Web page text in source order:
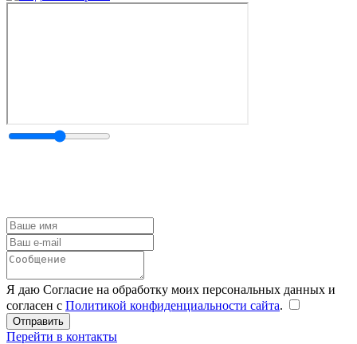
Я даю Согласие на обработку моих персональных данных и
согласен с Политикой конфиденциальности сайта.
Перейти в контакты